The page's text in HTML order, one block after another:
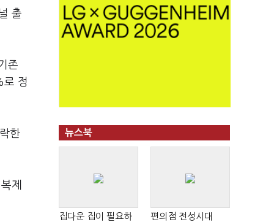
출
존
로 정
한
제
뉴스북
집다운 집이 필요하
편의점 전성시대